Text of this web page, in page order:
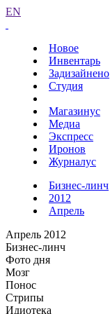
EN
Новое
Инвентарь
Задизайнено
Студия
Магазинус
Медиа
Экспресс
Иронов
Журналус
Бизнес-линч
2012
Апрель
Апрель 2012
Бизнес-линч
Фото дня
Мозг
Понос
Стрипы
Идиотека